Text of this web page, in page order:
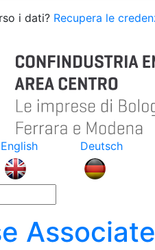
i dati? Recupera le
English Deutsch
Associate